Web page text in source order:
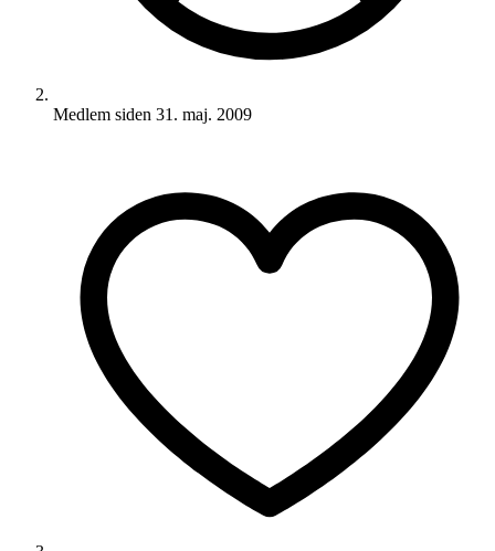
Medlem siden 31. maj. 2009